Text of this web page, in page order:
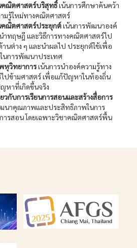
คณิตศาสตร์บริสุทธิ์เน้นการศึกษาค้นคว้า
มรู้ใหม่ทางคณิตศาสตร์
คณิตศาสตร์ประยุกต์เน้นการพัฒนาองค์
ำทฤษฎี และวิธีการทางคณิตศาสตร์ไป
นต่าง ๆ และนำผลไป ประยุกต์ใช้เพื่อ
นการพัฒนาประเทศ
หุวิทยาการเน้นการนำองค์ความรู้ทาง
ปข้ามศาสตร์ เพื่อแก้ปัญหาในท้องถิ่น
หาที่เกิดขึ้นจริง
วกับการเรียนการสอนและสร้างสื่อการ
าคุณภาพและประสิทธิภาพในการ
การสอน โดยเฉพาะวิชาคณิตศาสตร์พื้น